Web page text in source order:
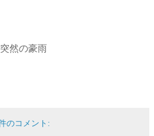
然の豪雨
のコメント: